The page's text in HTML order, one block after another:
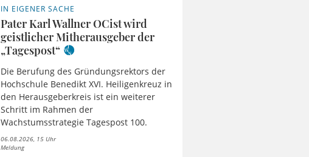
IN EIGENER SACHE
Pater Karl Wallner OCist wird
geistlicher Mitherausgeber der
„Tagespost“
Die Berufung des Gründungsrektors der
Hochschule Benedikt XVI. Heiligenkreuz in
den Herausgeberkreis ist ein weiterer
Schritt im Rahmen der
Wachstumsstrategie Tagespost 100.
06.08.2026, 15 Uhr
Meldung